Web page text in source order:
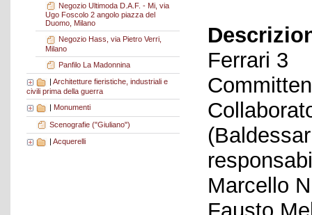
Negozio Ultimoda D.A.F. - Mi, via
Ugo Foscolo 2 angolo piazza del
Duomo, Milano
Negozio Hass, via Pietro Verri,
Milano
Panfilo La Madonnina
Architetture fieristiche, industriali e
civili prima della guerra
| Monumenti
Scenografie ("Giuliano")
| Acquerelli
Ferrari 3
Marcello